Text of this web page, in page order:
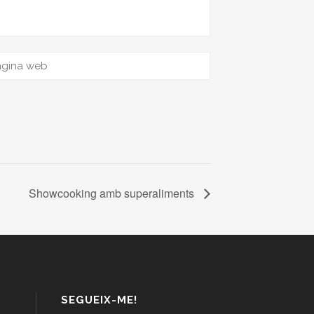
Showcooking amb superaliments
SEGUEIX-ME!